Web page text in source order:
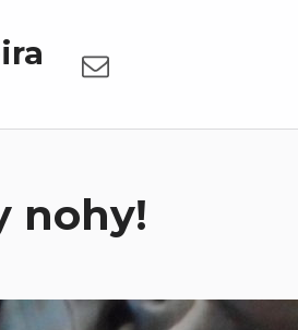
nohy!